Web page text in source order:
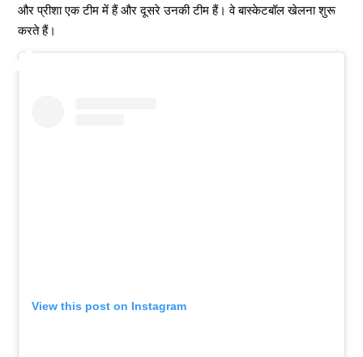
और प्रीशा एक टीम में हैं और दूसरे उनकी टीम हैं। वे बास्केटबॉल खेलना शुरू
करते हैं।
View this post on Instagram